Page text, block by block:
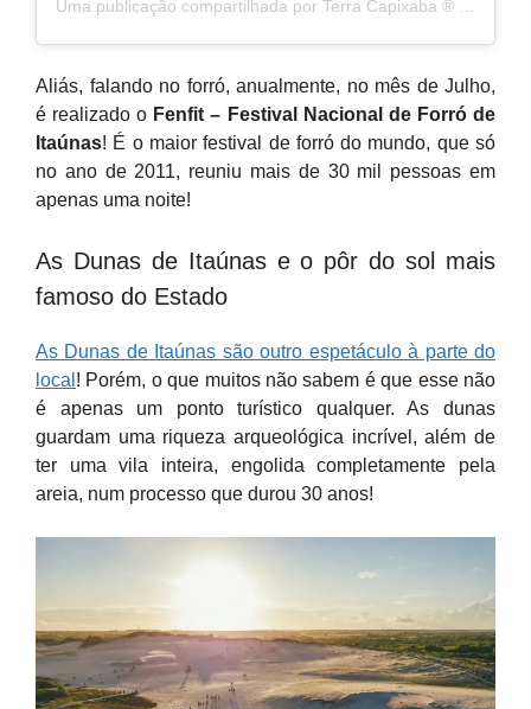
Aliás, falando no forró, anualmente, no mês de Julho,
é realizado o Fenfit – Festival Nacional de Forró de
Itaúnas! É o maior festival de forró do mundo, que só
no ano de 2011, reuniu mais de 30 mil pessoas em
apenas uma noite!
As Dunas de Itaúnas e o pôr do sol mais
famoso do Estado
As Dunas de Itaúnas são outro espetáculo à parte do
local ! Porém, o que muitos não sabem é que esse não
é apenas um ponto turístico qualquer. As dunas
guardam uma riqueza arqueológica incrível, além de
ter uma vila inteira, engolida completamente pela
areia, num processo que durou 30 anos!